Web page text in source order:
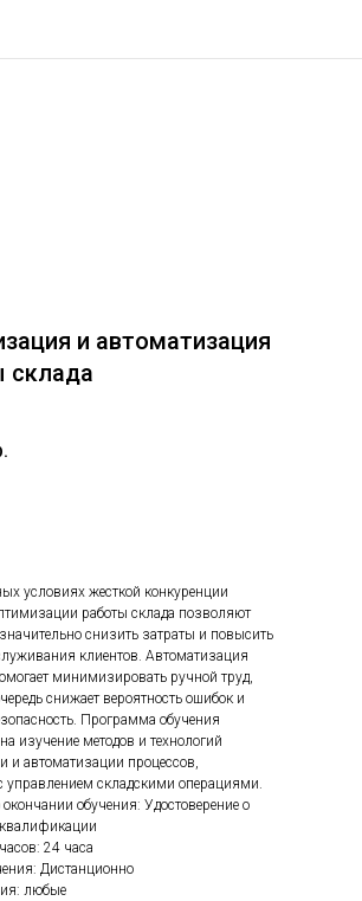
и автоматизация
склада
условиях жесткой конкуренции
работы склада позволяют
снизить затраты и повысить
клиентов. Автоматизация
минимизировать ручной труд,
снижает вероятность ошибок и
Программа обучения
изучение методов и технологий
и автоматизации процессов,
управлением складскими операциями.
обучения: Удостоверение о
24 часа
Дистанционно
любые